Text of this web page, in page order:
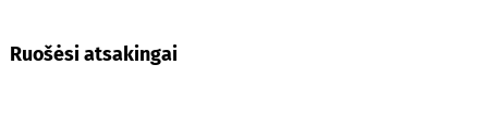
Ruošėsi atsakingai